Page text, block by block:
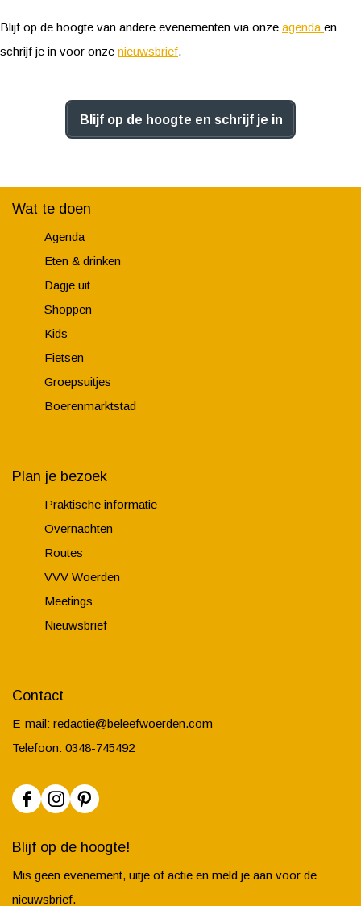
Blijf op de hoogte van andere evenementen via onze agenda en
schrijf je in voor onze nieuwsbrief.
Blijf op de hoogte en schrijf je in
Wat te doen
Agenda
Eten & drinken
Dagje uit
Shoppen
Kids
Fietsen
Groepsuitjes
Boerenmarktstad
Plan je bezoek
Praktische informatie
Overnachten
Routes
VVV Woerden
Meetings
Nieuwsbrief
Contact
E-mail: redactie@beleefwoerden.com
Telefoon: 0348-745492
F
c
e
I
t
P
t
Blijf op de hoogte!
Mis geen evenement, uitje of actie en meld je aan voor de
nieuwsbrief.